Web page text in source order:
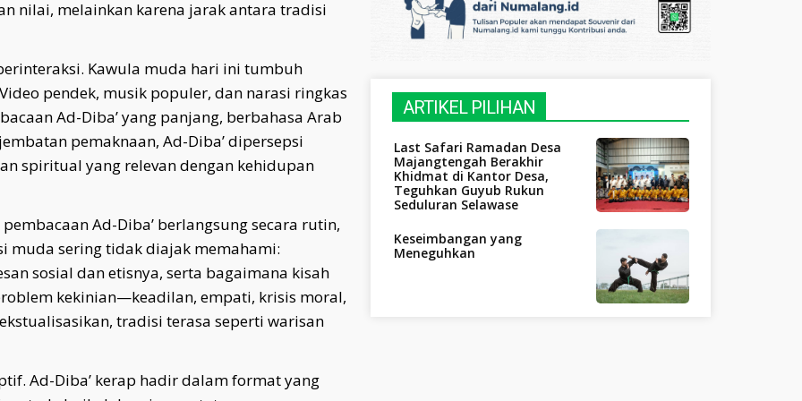
nilai, melainkan karena jarak antara tradisi
Kawula muda hari ini tumbuh
pendek, musik populer, dan narasi ringkas
Ad-Diba’ yang panjang, berbahasa Arab
pemaknaan, Ad-Diba’ dipersepsi
spiritual yang relevan dengan kehidupan
Ad-Diba’ berlangsung secara rutin,
muda sering tidak diajak memahami:
sosial dan etisnya, serta bagaimana kisah
kekinian—keadilan, empati, krisis moral,
tradisi terasa seperti warisan
Ad-Diba’ kerap hadir dalam format yang
ARTIKEL PILIHAN
Last Safari Ramadan Desa
Majangtengah Berakhir
Khidmat di Kantor Desa,
Teguhkan Guyub Rukun
Seduluran Selawase
Keseimbangan yang
Meneguhkan